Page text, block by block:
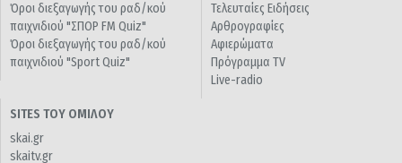
Όροι διεξαγωγής του ραδ/κού
παιχνιδιού "ΣΠΟΡ FM Quiz"
Όροι διεξαγωγής του ραδ/κού
παιχνιδιού "Sport Quiz"
Τελευταίες Ειδήσεις
Αρθρογραφίες
Αφιερώματα
Πρόγραμμα TV
Live-radio
SITES ΤΟΥ ΟΜΙΛΟΥ
skai.gr
skaitv.gr